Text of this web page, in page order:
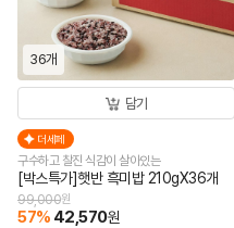
36개
담기
더세페
구수하고 찰진 식감이 살아있는
[박스특가]햇반 흑미밥 210gX36개
99,000원
57% 42,570원